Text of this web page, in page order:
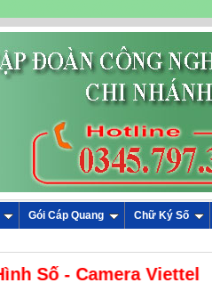
Gói Cáp Quang Chữ Ký Số
Hình Số -